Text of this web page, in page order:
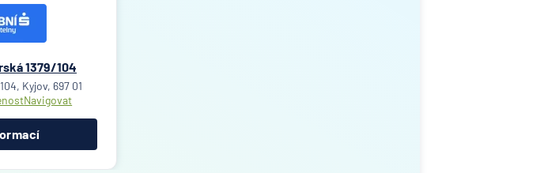
1379/104
Kyjov, 697 01
Navigovat